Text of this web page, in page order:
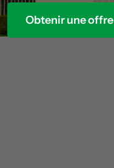
Obtenir une offre